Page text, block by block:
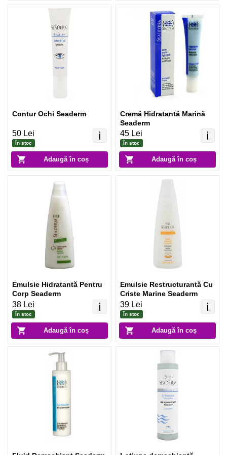
Adaugă în coș
ℹ️
Contur Ochi Seaderm
50 Lei
În stoc
Adaugă în coș
ℹ️
Cremă Hidratantă Marină
Seaderm
45 Lei
În stoc
Adaugă în coș
ℹ️
Emulsie Hidratantă Pentru
Corp Seaderm
38 Lei
În stoc
Adaugă în coș
ℹ️
Emulsie Restructurantă Cu
Criste Marine Seaderm
39 Lei
În stoc